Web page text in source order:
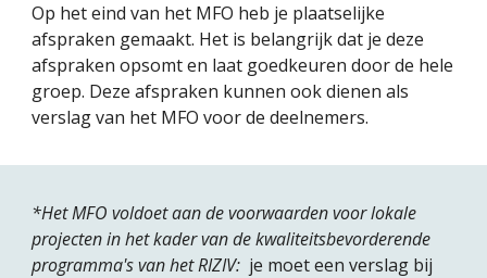
Op het eind van het MFO heb je plaatselijke
afspraken gemaakt. Het is belangrijk dat je deze
afspraken opsomt en laat goedkeuren door de hele
groep. Deze afspraken kunnen ook dienen als
verslag van het MFO voor de deelnemers.
*Het MFO voldoet aan de voorwaarden voor lokale
projecten in het kader van de kwaliteitsbevorderende
programma's van het RIZIV: je moet een verslag bij